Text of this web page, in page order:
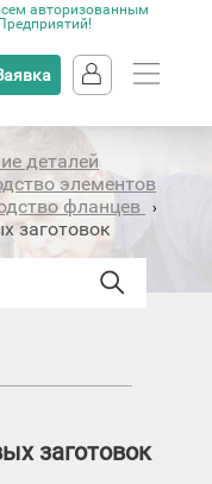
авторизованным
деталей
элементов
фланцев ›
заготовок
заготовок